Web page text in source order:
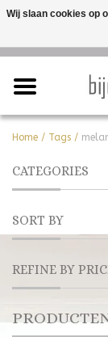
Home / Tags /
CATEGORIES
SORT BY
REFINE BY
Wij slaan cookies op